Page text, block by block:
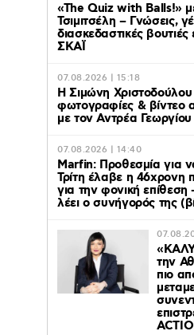
«The Quiz with Balls!»
Τσιμιτσέλη – Γνώσεις,
διασκεδαστικές
ΣΚΑΪ
07.08.2026 | 15:18
Η Σιμώνη
φωτογραφίες & βίντεο
με τον Αντρέα
07.08.2026 | 14:40
Marfin: Προθεσμία για
Τρίτη έλαβε η 46χρονη
για την φονική
λέει ο συνήγορός της
την
πιο